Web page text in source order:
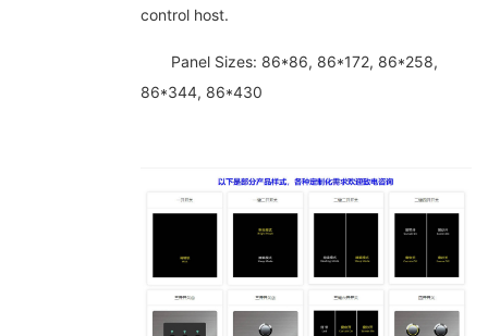
control host.
Panel Sizes: 86*86, 86*172, 86*258,
86*344, 86*430